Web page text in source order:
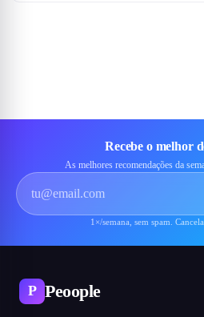
Recebe o melhor
As melhores recomendações da
1×/semana, sem spam.
P Peoople